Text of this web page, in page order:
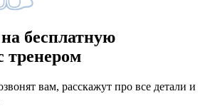
на бесплатную
тренером
вам, расскажут про все детали и